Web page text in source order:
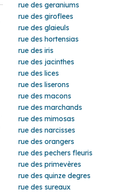
rue des geraniums
rue des giroflees
rue des glaieuls
rue des hortensias
rue des iris
rue des jacinthes
rue des lices
rue des liserons
rue des macons
rue des marchands
rue des mimosas
rue des narcisses
rue des orangers
rue des pechers fleuris
rue des primevères
rue des quinze degres
rue des sureaux